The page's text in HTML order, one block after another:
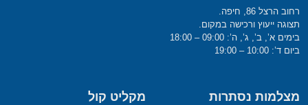
רחוב הרצל 86, חיפה.
תצוגה ייעוץ ורכישה במקום.
בימים א’, ב’, ג’, ה’: 09:00 – 18:00
ביום ד’: 10:00 – 19:00
מצלמות נסתרות מקליט קול